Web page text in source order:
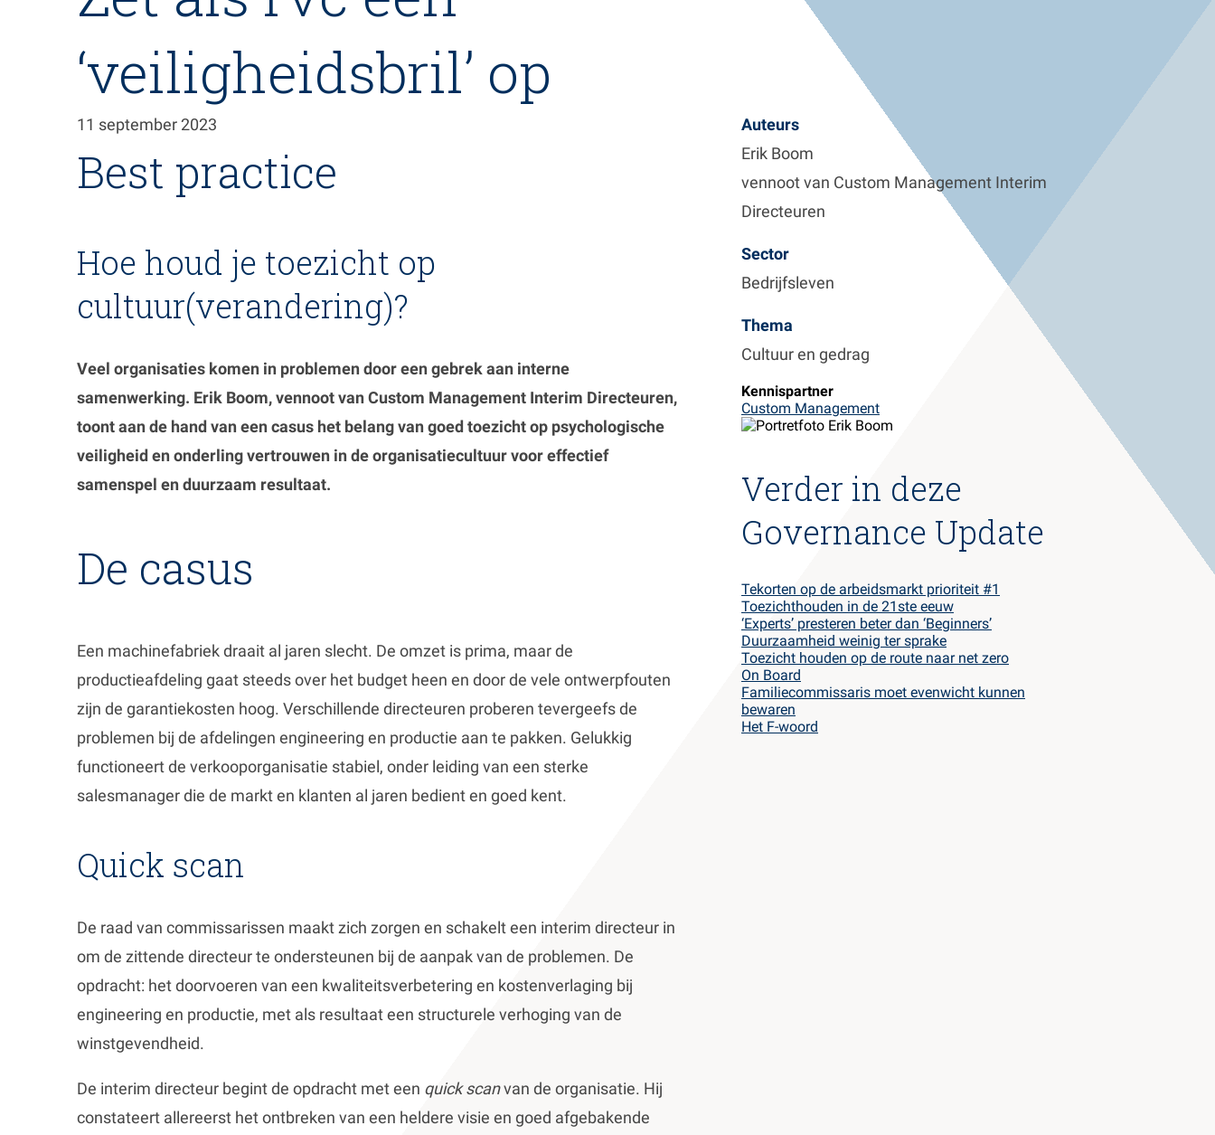
‘veiligheidsbril’ op
11 september 2023
Best practice
Hoe houd je toezicht op
cultuur(verandering)?
Veel organisaties komen in problemen door een gebrek aan interne
samenwerking. Erik Boom, vennoot van Custom Management Interim Directeuren,
toont aan de hand van een casus het belang van goed toezicht op psychologische
veiligheid en onderling vertrouwen in de organisatiecultuur voor effectief
samenspel en duurzaam resultaat.
De casus
Een machinefabriek draait al jaren slecht. De omzet is prima, maar de
productieafdeling gaat steeds over het budget heen en door de vele ontwerpfouten
zijn de garantiekosten hoog. Verschillende directeuren proberen tevergeefs de
problemen bij de afdelingen engineering en productie aan te pakken. Gelukkig
functioneert de verkooporganisatie stabiel, onder leiding van een sterke
salesmanager die de markt en klanten al jaren bedient en goed kent.
Quick scan
De raad van commissarissen maakt zich zorgen en schakelt een interim directeur in
om de zittende directeur te ondersteunen bij de aanpak van de problemen. De
opdracht: het doorvoeren van een kwaliteitsverbetering en kostenverlaging bij
engineering en productie, met als resultaat een structurele verhoging van de
winstgevendheid.
De interim directeur begint de opdracht met een quick scanvan de organisatie. Hij
constateert allereerst het ontbreken van een heldere visie en goed afgebakende
Auteurs
Erik Boom
vennoot van Custom Management Interim
Directeuren
Sector
Bedrijfsleven
Thema
Cultuur en gedrag
Kennispartner
Custom Management
Verder in deze
Governance Update
Tekorten op de arbeidsmarkt prioriteit #1
Toezichthouden in de 21ste eeuw
‘Experts’ presteren beter dan ‘Beginners’
Duurzaamheid weinig ter sprake
Toezicht houden op de route naar net zero
On Board
Familiecommissaris moet evenwicht kunnen
bewaren
Het F-woord